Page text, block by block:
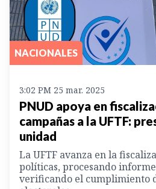
NACIONALES
3:02 PM 25 mar. 2025
PNUD apoya en
campañas a la UFTF:
unidad
La UFTF avanza en la
políticas, procesando
verificando el cumplimiento